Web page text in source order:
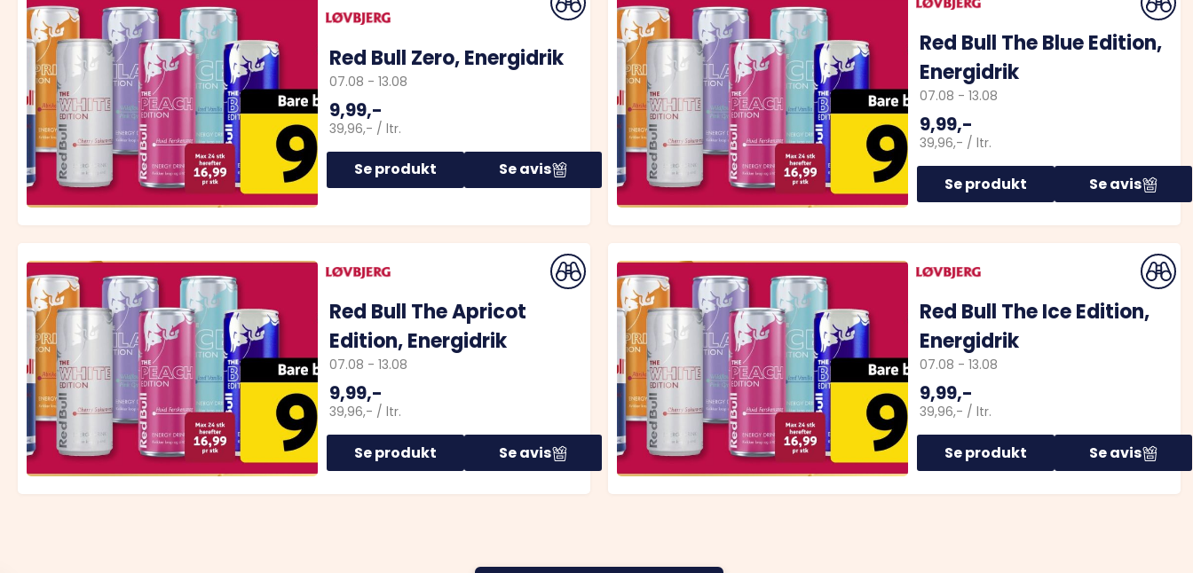
Red Bull Zero, Energidrik
07.08 - 13.08
9,99,-
39,96,- / ltr.
Se produkt Se avis
Red Bull The Blue Edition,
Energidrik
07.08 - 13.08
9,99,-
39,96,- / ltr.
Se produkt Se avis
Red Bull The Apricot
Edition, Energidrik
07.08 - 13.08
9,99,-
39,96,- / ltr.
Se produkt Se avis
Red Bull The Ice Edition,
Energidrik
07.08 - 13.08
9,99,-
39,96,- / ltr.
Se produkt Se avis